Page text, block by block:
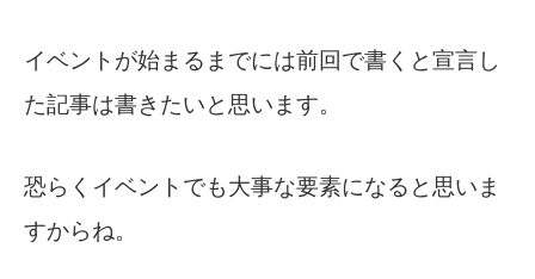
イベントが始まるまでには前回で書くと宣言し
た記事は書きたいと思います。
恐らくイベントでも大事な要素になると思いま
すからね。